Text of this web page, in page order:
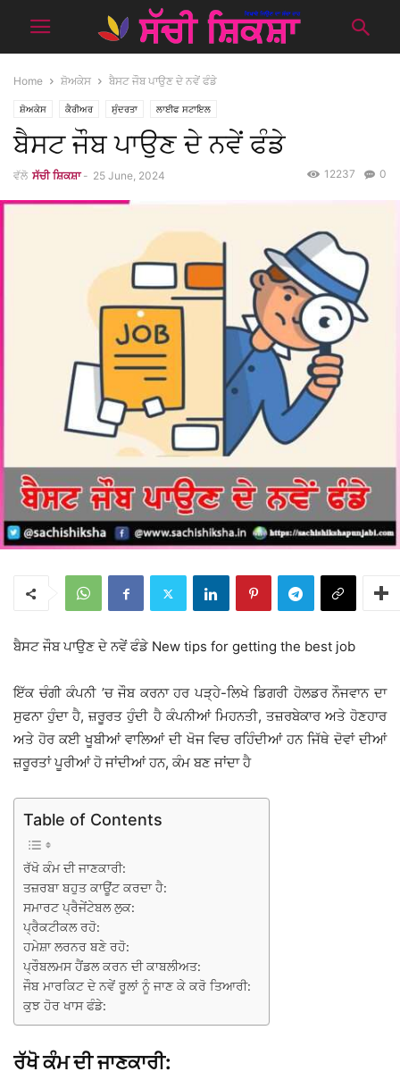
Home ਸ਼ੋਅਕੇਸ ਬੈਸਟ ਜੌਬ ਪਾਉਣ ਦੇ ਨਵੇਂ ਫੰਡੇ
ਸ਼ੋਅਕੇਸ ਕੈਰੀਅਰ ਸੁੰਦਰਤਾ ਲਾਈਫ ਸਟਾਇਲ
ਬੈਸਟ ਜੌਬ ਪਾਉਣ ਦੇ ਨਵੇਂ ਫੰਡੇ
ਵੱਲੋ ਸੱਚੀ ਸ਼ਿਕਸ਼ਾ - 25 June, 2024 0
12237
ਬੈਸਟ ਜੌਬ ਪਾਉਣ ਦੇ ਨਵੇਂ ਫੰਡੇ New tips for getting the best job
ਇੱਕ ਚੰਗੀ ਕੰਪਨੀ ’ਚ ਜੌਬ ਕਰਨਾ ਹਰ ਪੜ੍ਹੇ-ਲਿਖੇ ਡਿਗਰੀ ਹੋਲਡਰ ਨੌਜਵਾਨ ਦਾ
ਸੁਫਨਾ ਹੁੰਦਾ ਹੈ, ਜ਼ਰੂਰਤ ਹੁੰਦੀ ਹੈ ਕੰਪਨੀਆਂ ਮਿਹਨਤੀ, ਤਜ਼ਰਬੇਕਾਰ ਅਤੇ ਹੋਣਹਾਰ
ਅਤੇ ਹੋਰ ਕਈ ਖੂਬੀਆਂ ਵਾਲਿਆਂ ਦੀ ਖੋਜ ਵਿਚ ਰਹਿੰਦੀਆਂ ਹਨ ਜਿੱਥੇ ਦੋਵਾਂ ਦੀਆਂ
ਜ਼ਰੂਰਤਾਂ ਪੂਰੀਆਂ ਹੋ ਜਾਂਦੀਆਂ ਹਨ, ਕੰਮ ਬਣ ਜਾਂਦਾ ਹੈ
Table of Contents
ਰੱਖੋ ਕੰਮ ਦੀ ਜਾਣਕਾਰੀ:
ਤਜ਼ਰਬਾ ਬਹੁਤ ਕਾਊਂਟ ਕਰਦਾ ਹੈ:
ਸਮਾਰਟ ਪ੍ਰੈਜੇਂਟੇਬਲ ਲੁਕ:
ਪ੍ਰੈਕਟੀਕਲ ਰਹੋ:
ਹਮੇਸ਼ਾ ਲਰਨਰ ਬਣੇ ਰਹੋ:
ਪ੍ਰੌਬਲਮਸ ਹੈਂਡਲ ਕਰਨ ਦੀ ਕਾਬਲੀਅਤ:
ਜੌਬ ਮਾਰਕਿਟ ਦੇ ਨਵੇਂ ਰੂਲਾਂ ਨੂੰ ਜਾਣ ਕੇ ਕਰੋ ਤਿਆਰੀ:
ਕੁਝ ਹੋਰ ਖਾਸ ਫੰਡੇ:
ਰੱਖੋ ਕੰਮ ਦੀ ਜਾਣਕਾਰੀ: